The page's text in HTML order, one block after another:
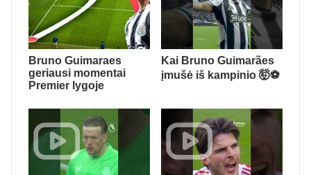
Bruno Guimaraes
geriausi momentai
Premier lygoje
Kai Bruno Guimarães
įmušė iš kampinio 🤯⚽️